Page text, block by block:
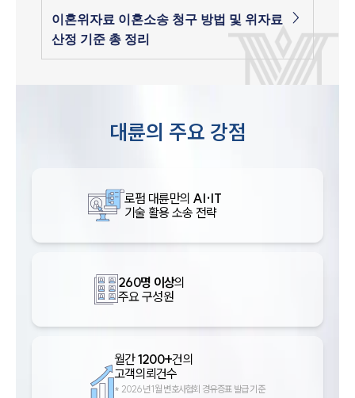
이혼위자료 이혼소송 청구 방법 및 위자료
산정 기준 총 정리
대륜의 주요 강점
로펌 대륜만의 AI·IT
기술 활용 소송 전략
260명 이상의
주요 구성원
월간1200+건의
고객의뢰건수
* 2026년 1월 변호사협회 경유증표 발급 기준